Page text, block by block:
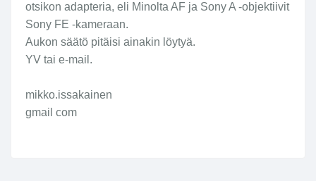
otsikon adapteria, eli Minolta AF ja Sony A -objektiivit
Sony FE -kameraan.
Aukon säätö pitäisi ainakin löytyä.
YV tai e-mail.
mikko.issakainen
gmail com